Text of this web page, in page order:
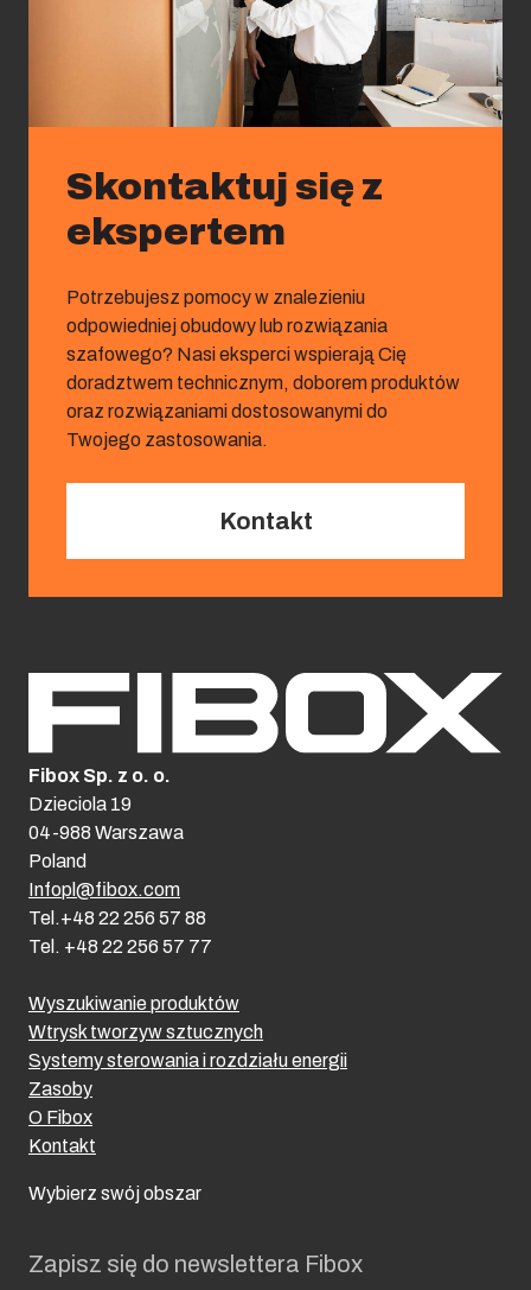
Skontaktuj się z
ekspertem
Potrzebujesz pomocy w znalezieniu
odpowiedniej obudowy lub rozwiązania
szafowego? Nasi eksperci wspierają Cię
doradztwem technicznym, doborem produktów
oraz rozwiązaniami dostosowanymi do
Twojego zastosowania.
Kontakt
Zapisz się do newslettera Fibox
Wyszukiwanie produktów
Wtrysk tworzyw sztucznych
Systemy sterowania i rozdziału energii
Zasoby
O Fibox
Kontakt
Wybierz swój obszar
Fibox Sp. z o. o.
Dzieciola 19
04-988 Warszawa
Poland
Infopl@fibox.com
Tel.+48 22 256 57 88
Tel. +48 22 256 57 77